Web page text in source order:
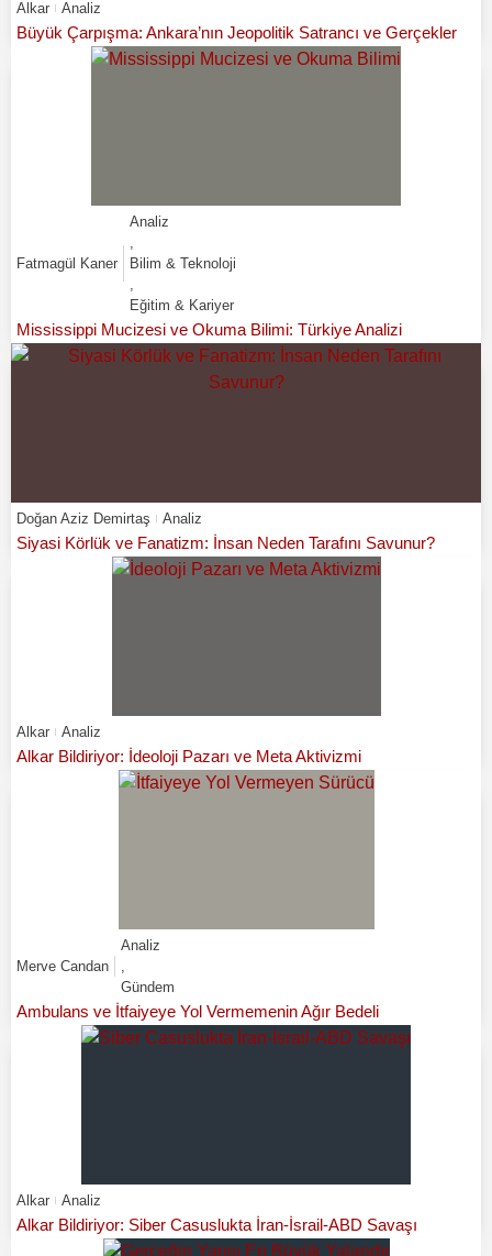
Alkar Analiz
Büyük Çarpışma: Ankara’nın Jeopolitik Satrancı ve Gerçekler
Fatmagül Kaner
Analiz
,
Bilim & Teknoloji
,
Eğitim & Kariyer
Mississippi Mucizesi ve Okuma Bilimi: Türkiye Analizi
Doğan Aziz Demirtaş Analiz
Siyasi Körlük ve Fanatizm: İnsan Neden Tarafını Savunur?
Alkar Analiz
Alkar Bildiriyor: İdeoloji Pazarı ve Meta Aktivizmi
Merve Candan
Analiz
,
Gündem
Ambulans ve İtfaiyeye Yol Vermemenin Ağır Bedeli
Alkar Analiz
Alkar Bildiriyor: Siber Casuslukta İran-İsrail-ABD Savaşı